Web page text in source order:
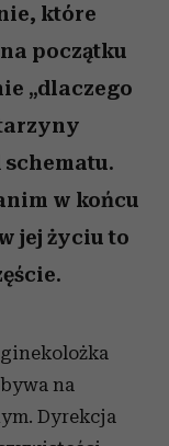
które
początku
„dlaczego
schematu.
w końcu
jej życiu to
na
Dyrekcja